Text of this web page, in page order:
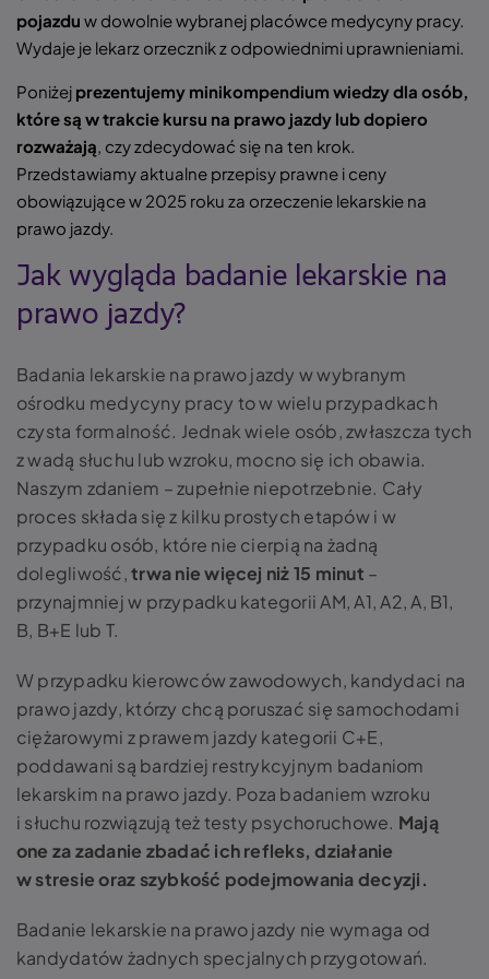
pojazdu w dowolnie wybranej placówce medycyny pracy.
Wydaje je lekarz orzecznik z odpowiednimi uprawnieniami.
Poniżej prezentujemy minikompendium wiedzy dla osób,
które są w trakcie kursu na prawo jazdy lub dopiero
rozważają, czy zdecydować się na ten krok.
Przedstawiamy aktualne przepisy prawne i ceny
obowiązujące w 2025 roku za orzeczenie lekarskie na
prawo jazdy.
Jak wygląda badanie lekarskie na
prawo jazdy?
Badania lekarskie na prawo jazdy w wybranym
ośrodku medycyny pracy to w wielu przypadkach
czysta formalność. Jednak wiele osób, zwłaszcza tych
z wadą słuchu lub wzroku, mocno się ich obawia.
Naszym zdaniem – zupełnie niepotrzebnie. Cały
proces składa się z kilku prostych etapów i w
przypadku osób, które nie cierpią na żadną
dolegliwość,trwa nie więcej niż 15 minut –
przynajmniej w przypadku kategorii AM, A1, A2, A, B1,
B, B+E lub T.
W przypadku kierowców zawodowych, kandydaci na
prawo jazdy, którzy chcą poruszać się samochodami
ciężarowymi z prawem jazdy kategorii C+E,
poddawani są bardziej restrykcyjnym badaniom
lekarskim na prawo jazdy. Poza badaniem wzroku
i słuchu rozwiązują też testy psychoruchowe. Mają
one za zadanie zbadać ich refleks, działanie
w stresie oraz szybkość podejmowania decyzji.
Badanie lekarskie na prawo jazdy nie wymaga od
kandydatów żadnych specjalnych przygotowań.